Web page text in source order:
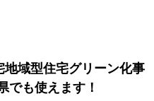
域型住宅グリーン化事
でも使えます！